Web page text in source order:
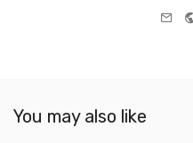
e-
You may also like